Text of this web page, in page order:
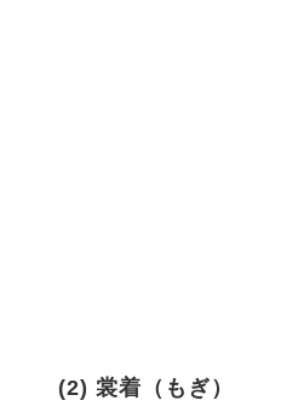
(2) 裳着（もぎ）